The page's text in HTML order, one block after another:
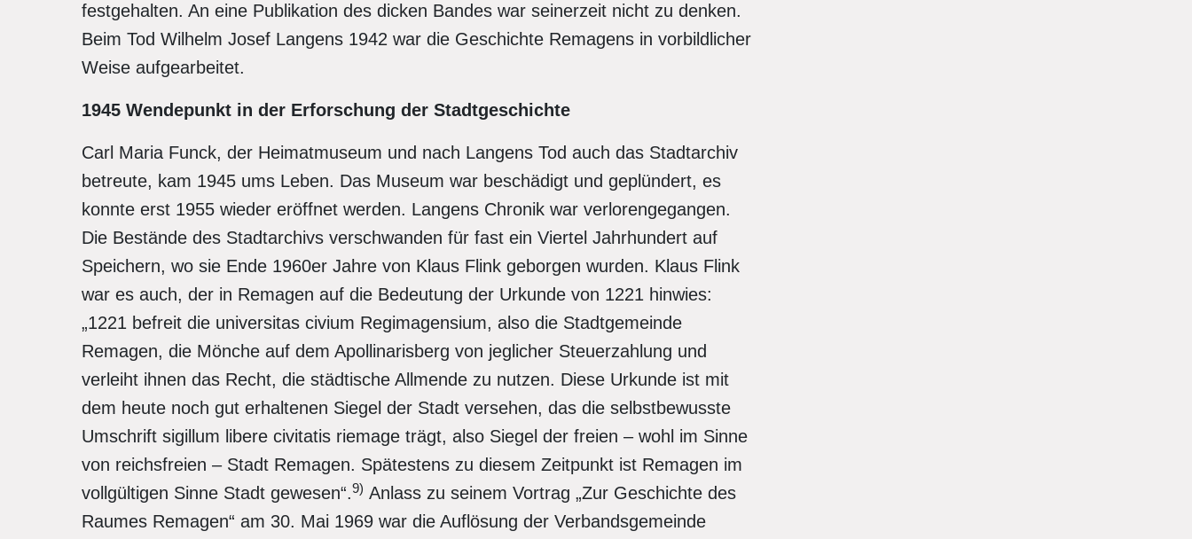
festgehalten. An eine Publikation des dicken Bandes war seinerzeit nicht zu denken.
Beim Tod Wilhelm Josef Langens 1942 war die Geschichte Remagens in vorbildlicher
Weise aufgearbeitet.
1945 Wendepunkt in der Erforschung der Stadtgeschichte
Carl Maria Funck, der Heimatmuseum und nach Langens Tod auch das Stadtarchiv
betreute, kam 1945 ums Leben. Das Museum war beschädigt und geplündert, es
konnte erst 1955 wieder eröffnet werden. Langens Chronik war verlorengegangen.
Die Bestände des Stadtarchivs verschwanden für fast ein Viertel Jahrhundert auf
Speichern, wo sie Ende 1960er Jahre von Klaus Flink geborgen wurden. Klaus Flink
war es auch, der in Remagen auf die Bedeutung der Urkunde von 1221 hinwies:
„1221 befreit die universitas civium Regimagensium, also die Stadtgemeinde
Remagen, die Mönche auf dem Apollinarisberg von jeglicher Steuerzahlung und
verleiht ihnen das Recht, die städtische Allmende zu nutzen. Diese Urkunde ist mit
dem heute noch gut erhaltenen Siegel der Stadt versehen, das die selbstbewusste
Umschrift sigillum libere civitatis riemage trägt, also Siegel der freien – wohl im Sinne
von reichsfreien – Stadt Remagen. Spätestens zu diesem Zeitpunkt ist Remagen im
vollgültigen Sinne Stadt gewesen“.9) Anlass zu seinem Vortrag „Zur Geschichte des
Raumes Remagen“ am 30. Mai 1969 war die Auflösung der Verbandsgemeinde